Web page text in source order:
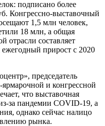
подписано более
Конгрессно-выставочный
1,5 млн человек,
18 млн, а общая
отрасли составляет
прирост с 2020
председатель
и конгрессной
что выставочная
за пандемии COVID-19, а
однако сейчас налицо
рынка.